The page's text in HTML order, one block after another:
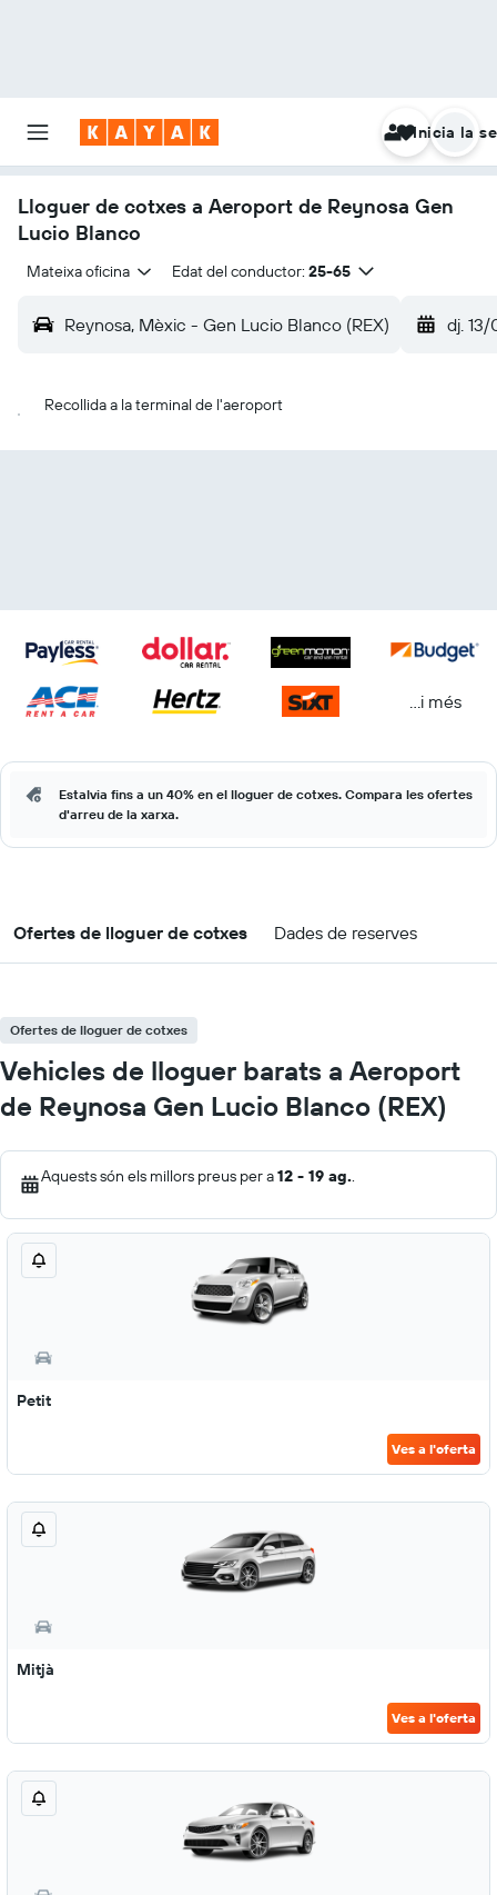
Inicia la
Lloguer de cotxes a Aeroport de Reynosa Gen
Lucio Blanco
Mateixa oficina Edat del conductor: 25-65
Reynosa, Mèxic - Gen Lucio Blanco (REX) dj. 13/
Recollida a la terminal de l'aeroport
...i més
Estalvia fins a un 40% en el lloguer de cotxes. Compara les ofertes
d'arreu de la xarxa.
Ofertes de lloguer de cotxes Dades de reserves
Ofertes de lloguer de cotxes
Vehicles de lloguer barats a Aeroport
de Reynosa Gen Lucio Blanco (REX)
Aquests són els millors preus per a12 - 19 ag..
Petit
Ves a l'oferta
Mitjà
Ves a l'oferta